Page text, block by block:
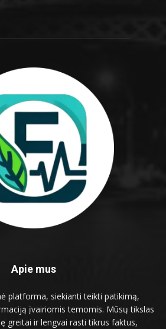
Apie mus
platforma, siekianti teikti patikimą,
įvairiomis temomis. Mūsų tikslas
greitai ir lengvai rasti tikrus faktus,